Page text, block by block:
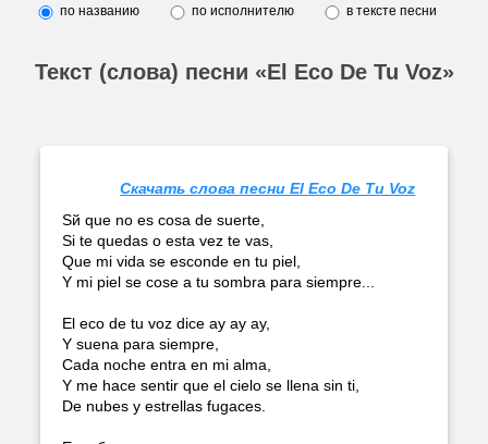
по названию по исполнителю в тексте песни
Текст (слова) песни «El Eco De Tu Voz»
Скачать слова песни El Eco De Tu Voz
Sй que no es cosa de suerte,
Si te quedas o esta vez te vas,
Que mi vida se esconde en tu piel,
Y mi piel se cose a tu sombra para siempre...
El eco de tu voz dice ay ay ay,
Y suena para siempre,
Cada noche entra en mi alma,
Y me hace sentir que el cielo se llena sin ti,
De nubes y estrellas fugaces.